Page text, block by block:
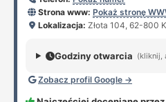
Strona www: Pokaż stronę
Lokalizacja: Złota 104, 62-800
Godziny otwarcia (kliknij,
Zobacz profil Google →